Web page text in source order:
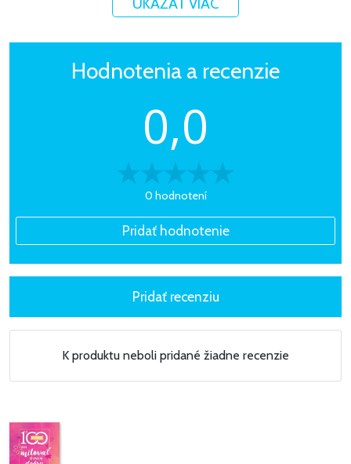
Hodnotenia a recenzie
0,0
0 hodnotení
K produktu neboli pridané žiadne recenzie